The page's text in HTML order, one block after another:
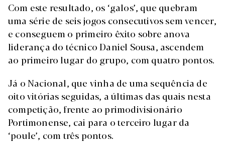
Com este resultado, os ‘galos’, que quebram
uma série de seis jogos consecutivos sem vencer,
e conseguem o primeiro êxito sobre anova
liderança do técnico Daniel Sousa, ascendem
ao primeiro lugar do grupo, com quatro pontos.
Já o Nacional, que vinha de uma sequência de
oito vitórias seguidas, a últimas das quais nesta
competição, frente ao primodivisionário
Portimonense, cai para o terceiro lugar da
‘poule’, com três pontos.